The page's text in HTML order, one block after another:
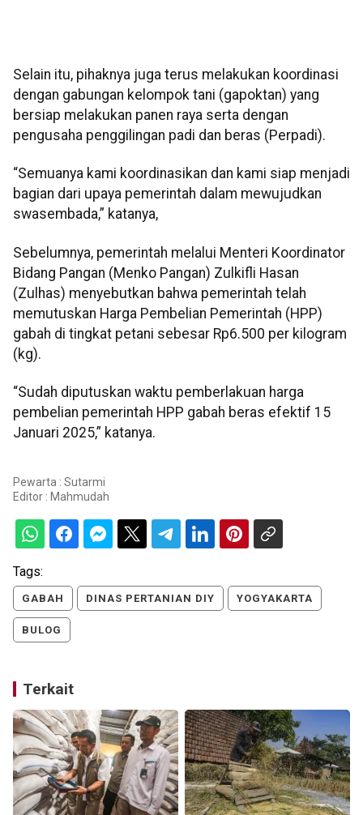
Selain itu, pihaknya juga terus melakukan koordinasi
dengan gabungan kelompok tani (gapoktan) yang
bersiap melakukan panen raya serta dengan
pengusaha penggilingan padi dan beras (Perpadi).
“Semuanya kami koordinasikan dan kami siap menjadi
bagian dari upaya pemerintah dalam mewujudkan
swasembada,” katanya,
Sebelumnya, pemerintah melalui Menteri Koordinator
Bidang Pangan (Menko Pangan) Zulkifli Hasan
(Zulhas) menyebutkan bahwa pemerintah telah
memutuskan Harga Pembelian Pemerintah (HPP)
gabah di tingkat petani sebesar Rp6.500 per kilogram
(kg).
“Sudah diputuskan waktu pemberlakuan harga
pembelian pemerintah HPP gabah beras efektif 15
Januari 2025,” katanya.
Pewarta : Sutarmi
Editor : Mahmudah
Tags:
GABAH DINAS PERTANIAN DIY YOGYAKARTA
BULOG
Terkait